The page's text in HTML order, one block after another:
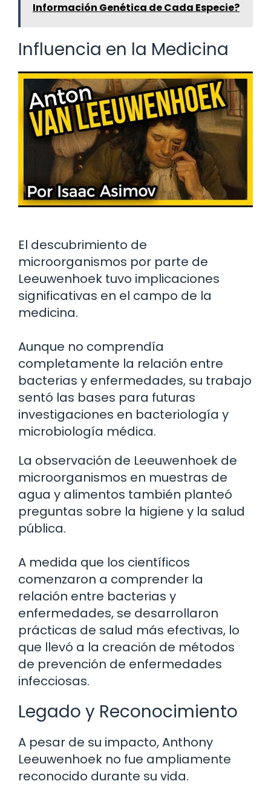
Información Genética de Cada Especie?
Influencia en la Medicina
El descubrimiento de
microorganismos por parte de
Leeuwenhoek tuvo implicaciones
significativas en el campo de la
medicina.
Aunque no comprendía
completamente la relación entre
bacterias y enfermedades, su trabajo
sentó las bases para futuras
investigaciones en bacteriología y
microbiología médica.
La observación de Leeuwenhoek de
microorganismos en muestras de
agua y alimentos también planteó
preguntas sobre la higiene y la salud
pública.
A medida que los científicos
comenzaron a comprender la
relación entre bacterias y
enfermedades, se desarrollaron
prácticas de salud más efectivas, lo
que llevó a la creación de métodos
de prevención de enfermedades
infecciosas.
Legado y Reconocimiento
A pesar de su impacto, Anthony
Leeuwenhoek no fue ampliamente
reconocido durante su vida.